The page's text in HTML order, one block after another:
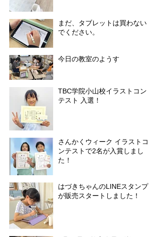
まだ、タブレットは買わない
でください。
今日の教室のようす
TBC学院小山校イラストコン
テスト 入選！
さんかくウィーク イラストコ
ンテストで2名が入賞しまし
た！
はづきちゃんのLINEスタンプ
が販売スタートしました！